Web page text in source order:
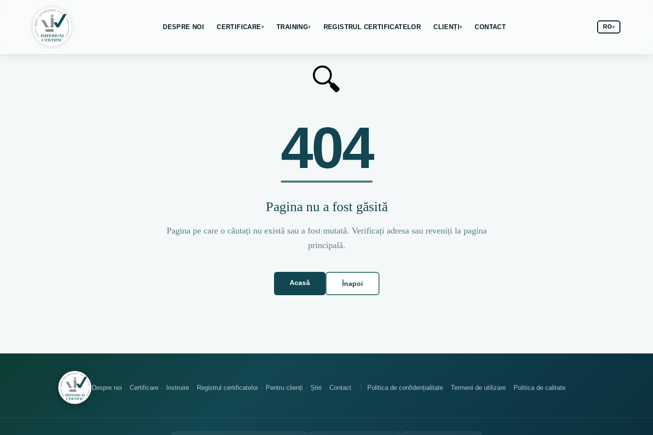
DESPRE NOI CERTIFICARE▾ TRAINING▾ REGISTRUL CERTIFICATELOR CLIENȚI▾ CONTACT RO▾
🔍
404
Pagina nu a fost găsită
Pagina pe care o căutați nu există sau a fost mutată. Verificați adresa sau reveniți la pagina
principală.
Acasă Înapoi
Despre noi Certificare Instruire Registrul certificatelor Pentru clienți Știri Contact Politica de confidențialitate Termeni de utilizare Politica de calitate